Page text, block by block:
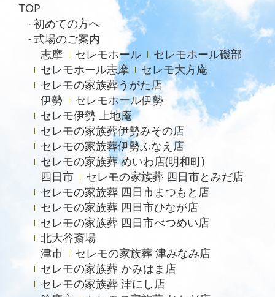
2024年5月
2023年7月
2021年4月
2020年6月
TOP
初めての方へ
式場のご案内
志摩
セレモホール
セレモホール磯部
セレモホール志摩
セレモ大方庵
セレモの家族葬うがた店
伊勢
セレモホール伊勢
セレモ伊勢 上地庵
セレモの家族葬伊勢みその店
セレモの家族葬伊勢ふなえ店
セレモの家族葬 めいわ店(明和町)
四日市
セレモの家族葬 四日市とみだ店
セレモの家族葬 四日市まつもと店
セレモの家族葬 四日市ひなが店
セレモの家族葬 四日市べつめい店
北大谷斎場
津市
セレモの家族葬 津みなみ店
セレモの家族葬 かみはま店
セレモの家族葬 津にし店